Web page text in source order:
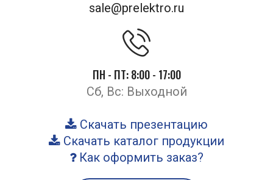
sale@prelektro.ru
ПН - ПТ: 8:00 - 17:00
Сб, Вс: Выходной
Скачать презентацию
Скачать каталог продукции
Как оформить заказ?